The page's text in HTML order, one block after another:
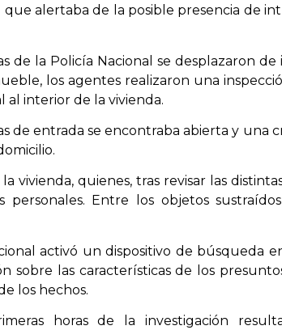
alertaba de la posible presencia de
de la Policía Nacional se desplazaron
los agentes realizaron una
al interior de la vivienda.
de entrada se encontraba abierta y una
vivienda, quienes, tras revisar las
personales. Entre los objetos
activó un dispositivo de búsqueda
sobre las características de los
los hechos.
horas de la investigación